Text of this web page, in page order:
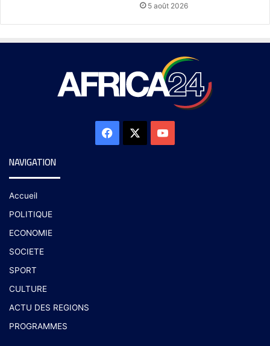
5 août 2026
NAVIGATION
Accueil
POLITIQUE
ECONOMIE
SOCIETE
SPORT
CULTURE
ACTU DES REGIONS
PROGRAMMES